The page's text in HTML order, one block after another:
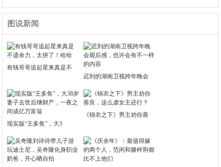
图说新闻
有钱哥哥追起星来真是不
迟到的湖南卫视跨年晚会
现实版“王多鱼”，大3
《锦衣之下》男主劝你善